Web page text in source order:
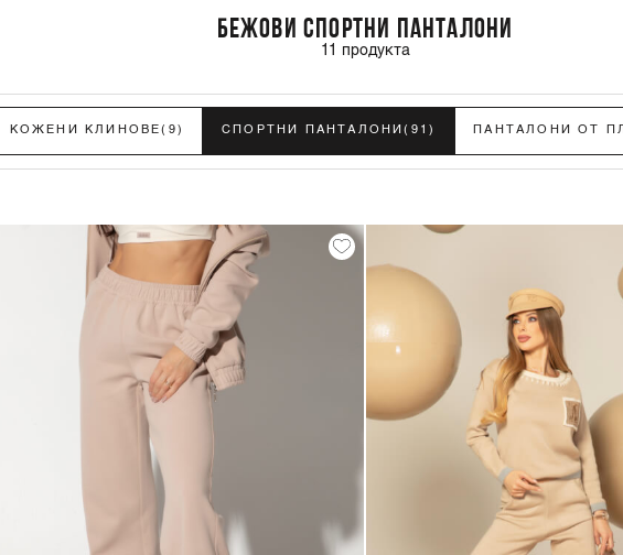
БЕЖОВИ СПОРТНИ ПАНТАЛОНИ
11 продукта
КОЖЕНИ КЛИНОВЕ(9) СПОРТНИ ПАНТАЛОНИ(91) ПАНТАЛОНИ ОТ